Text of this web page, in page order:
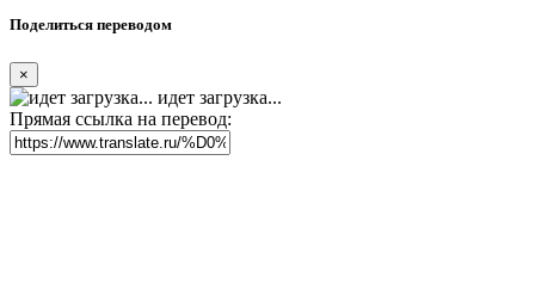
Поделиться переводом
×
идет загрузка...
Прямая ссылка на перевод: